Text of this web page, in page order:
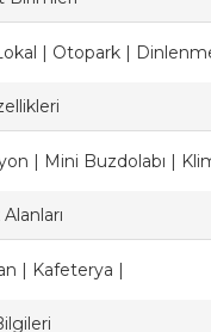
| Otopark |
| Mini Buzdolabı |
| Kafeterya |